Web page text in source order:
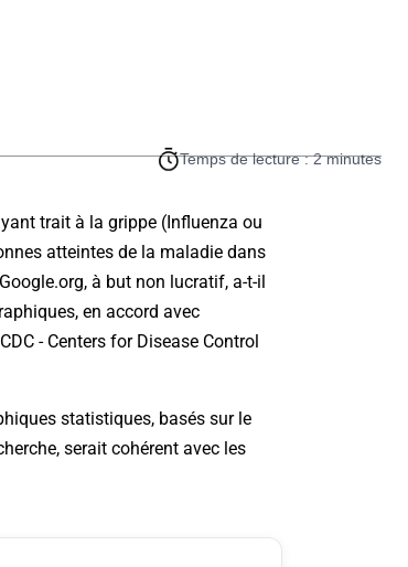
Temps de lecture : 2 minutes
trait à la grippe (Influenza ou
atteintes de la maladie dans
à but non lucratif, a-t-il
en accord avec
- Centers for Disease Control
statistiques, basés sur le
serait cohérent avec les